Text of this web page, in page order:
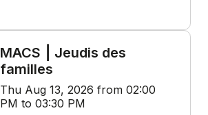
MACS ⎮ Jeudis des
familles
Thu Aug 13, 2026 from 02:00
PM to 03:30 PM